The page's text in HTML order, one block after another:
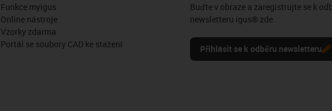
Funkce myigus
Online nástroje
Vzorky zdarma
Portál se soubory CAD ke stažení
Buďte v obraze a zaregistrujte se k
newsletteru igus® zde.
Přihlásit se k odběru newsletteru